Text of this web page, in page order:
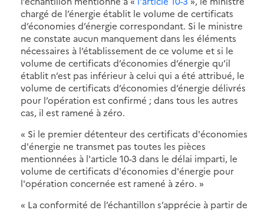
chargé de l’énergie établit le volume de certificats
d’économies d’énergie correspondant. Si le ministre
ne constate aucun manquement dans les éléments
nécessaires à l’établissement de ce volume et si le
volume de certificats d’économies d’énergie qu’il
établit n’est pas inférieur à celui qui a été attribué, le
volume de certificats d’économies d’énergie délivrés
pour l’opération est confirmé ; dans tous les autres
cas, il est ramené à zéro.
« Si le premier détenteur des certificats d'économies
d'énergie ne transmet pas toutes les pièces
mentionnées à l'article 10-3 dans le délai imparti, le
volume de certificats d'économies d'énergie pour
l'opération concernée est ramené à zéro. »
« La conformité de l’échantillon s’apprécie à partir de